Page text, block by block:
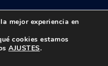
los derechos reservados
|Aviso Legal
mejor experiencia en
cookies estamos
AJUSTES.